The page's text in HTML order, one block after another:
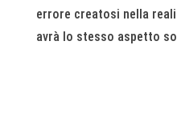
errore creatosi nella
avrà lo stesso aspetto